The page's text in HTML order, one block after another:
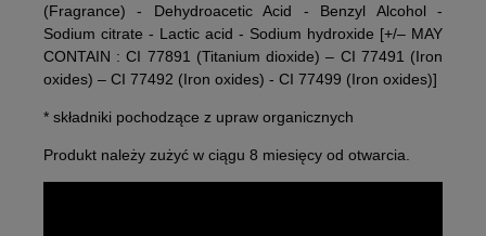
(Fragrance) - Dehydroacetic Acid - Benzyl Alcohol -
Sodium citrate - Lactic acid - Sodium hydroxide [+/– MAY
CONTAIN : CI 77891 (Titanium dioxide) – CI 77491 (Iron
oxides) – CI 77492 (Iron oxides) - CI 77499 (Iron oxides)]
* składniki pochodzące z upraw organicznych
Produkt należy zużyć w ciągu 8 miesięcy od otwarcia.